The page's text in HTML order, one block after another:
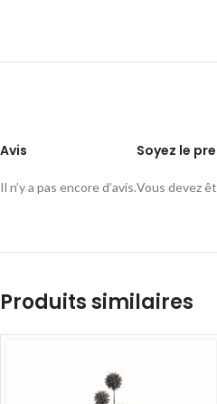
Avis
Il n’y a pas encore d’avis.
Soyez le
Vous devez
Produits similaires